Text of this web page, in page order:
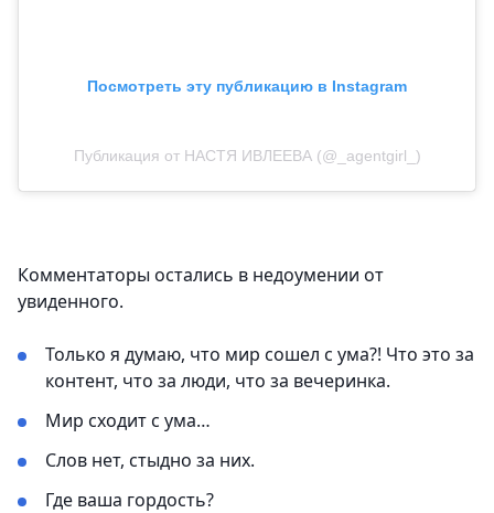
Посмотреть эту публикацию в Instagram
Публикация от НАСТЯ ИВЛЕЕВА (@_agentgirl_)
Комментаторы остались в недоумении от
увиденного.
Только я думаю, что мир сошел с ума?! Что это за
контент, что за люди, что за вечеринка.
Мир сходит с ума…
Слов нет, стыдно за них.
Где ваша гордость?